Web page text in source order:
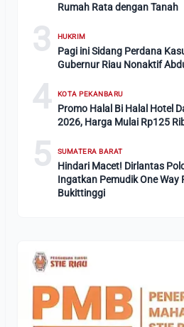
Rumah Rata dengan Tanah
3 HUKRIM
Pagi ini Sidang Perdana
Gubernur Riau Nonaktif
4 KOTA PEKANBARU
Promo Halal Bi Halal Hotel
2026, Harga Mulai Rp125
5 SUMATERA BARAT
Hindari Macet! Dirlantas
Ingatkan Pemudik One Way
Bukittinggi